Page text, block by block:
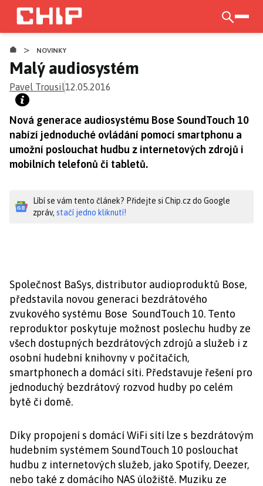
Přejít
hlavnímu
obsahu
> NOVINKY
Malý audiosystém
Pavel Trousil12.05.2016
Nová generace audiosystému Bose SoundTouch 10
nabízí jednoduché ovládání pomocí smartphonu a
umožní poslouchat hudbu z internetových zdrojů i
mobilních telefonů či tabletů.
Líbí se vám tento článek? Přidejte si Chip.cz do Google
zpráv, stačí jedno kliknutí!
Společnost BaSys, distributor audioproduktů Bose,
představila novou generaci bezdrátového
zvukového systému Bose SoundTouch 10. Tento
reproduktor poskytuje možnost poslechu hudby ze
všech dostupných bezdrátových zdrojů a služeb i z
osobní hudební knihovny v počítačích,
smartphonech a domácí síti. Představuje řešení pro
jednoduchý bezdrátový rozvod hudby po celém
bytě či domě.
Díky propojení s domácí WiFi sítí lze s bezdrátovým
hudebním systémem SoundTouch 10 poslouchat
hudbu z internetových služeb, jako Spotify, Deezer,
nebo také z domácího NAS úložiště. Muziku ze